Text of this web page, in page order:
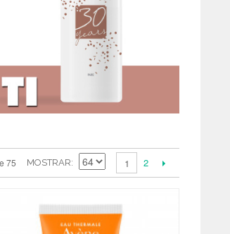
75 MOSTRAR 1 2